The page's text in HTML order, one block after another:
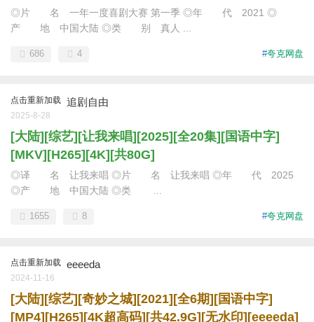
◎片 名 一年一度喜剧大赛 第一季 ◎年 代 2021 ◎
产 地 中国大陆 ◎类 别 真人 ...
#夸克网盘
686 4
点击重新加载 追剧自由
2025-8-28
[大陆][综艺][让我来唱][2025][全20集][国语中字]
[MKV][H265][4K][共80G]
◎译 名 让我来唱 ◎片 名 让我来唱 ◎年 代 2025
◎产 地 中国大陆 ◎类 ...
#夸克网盘
1655 8
点击重新加载 eeeeda
2024-11-16
[大陆][综艺][奇妙之城][2021][全6期][国语中字]
[MP4][H265][4K超高码][共42.9G][无水印][eeeeda]